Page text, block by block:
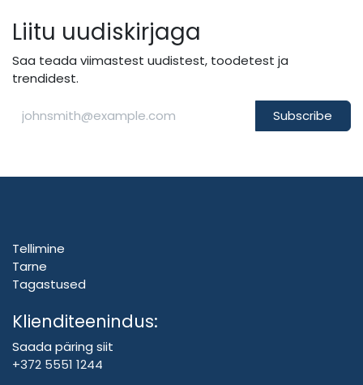
Liitu uudiskirjaga
Saa teada viimastest uudistest, toodetest ja
trendidest.
Subscribe
Tellimine
Tarne
Tagastused
Klienditeenindus:
Saada päring siit
+372 5551 1244